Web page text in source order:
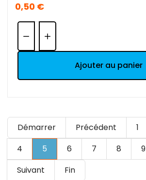
0,50 €
Quantité:
Ajouter au panier
Démarrer Précédent 1
4
5 6 7 8 9
Suivant
Fin